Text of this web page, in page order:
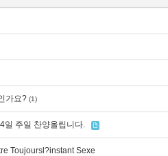
가요? (1)
일 주일 찬양올립니다.
Toujoursl?instant Sexe